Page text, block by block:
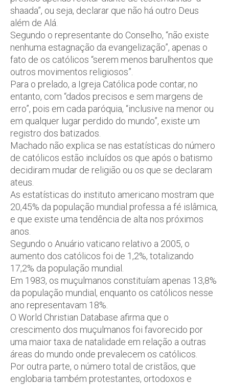
shaada”, ou seja, declarar que não há outro Deus
além de Alá.
Segundo o representante do Conselho, “não existe
nenhuma estagnação da evangelização”, apenas o
fato de os católicos “serem menos barulhentos que
outros movimentos religiosos”.
Para o prelado, a Igreja Católica pode contar, no
entanto, com “dados precisos e sem margens de
erro”, pois em cada paróquia, “inclusive na menor ou
em qualquer lugar perdido do mundo”, existe um
registro dos batizados.
Machado não explica se nas estatísticas do número
de católicos estão incluídos os que após o batismo
decidiram mudar de religião ou os que se declaram
ateus.
As estatísticas do instituto americano mostram que
20,45% da população mundial professa a fé islâmica,
e que existe uma tendência de alta nos próximos
anos.
Segundo o Anuário vaticano relativo a 2005, o
aumento dos católicos foi de 1,2%, totalizando
17,2% da população mundial.
Em 1983, os muçulmanos constituíam apenas 13,8%
da população mundial, enquanto os católicos nesse
ano representavam 18%.
O World Christian Database afirma que o
crescimento dos muçulmanos foi favorecido por
uma maior taxa de natalidade em relação a outras
áreas do mundo onde prevalecem os católicos.
Por outra parte, o número total de cristãos, que
englobaria também protestantes, ortodoxos e